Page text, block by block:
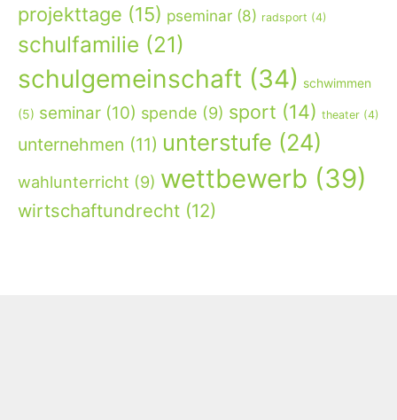
projekttage (15) pseminar (8) radsport (4)
schulfamilie (21)
schulgemeinschaft (34) schwimmen
(5) seminar (10) spende (9) sport (14) theater (4)
unternehmen (11) unterstufe (24)
wahlunterricht (9) wettbewerb (39)
wirtschaftundrecht (12)